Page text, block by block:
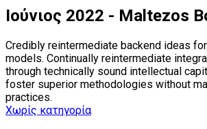
Ιούνιος 2022 - Maltezos
Credibly reintermediate backend ideas
models. Continually reintermediate
through technically sound intellectual
foster superior methodologies without
practices.
Χωρίς κατηγορία